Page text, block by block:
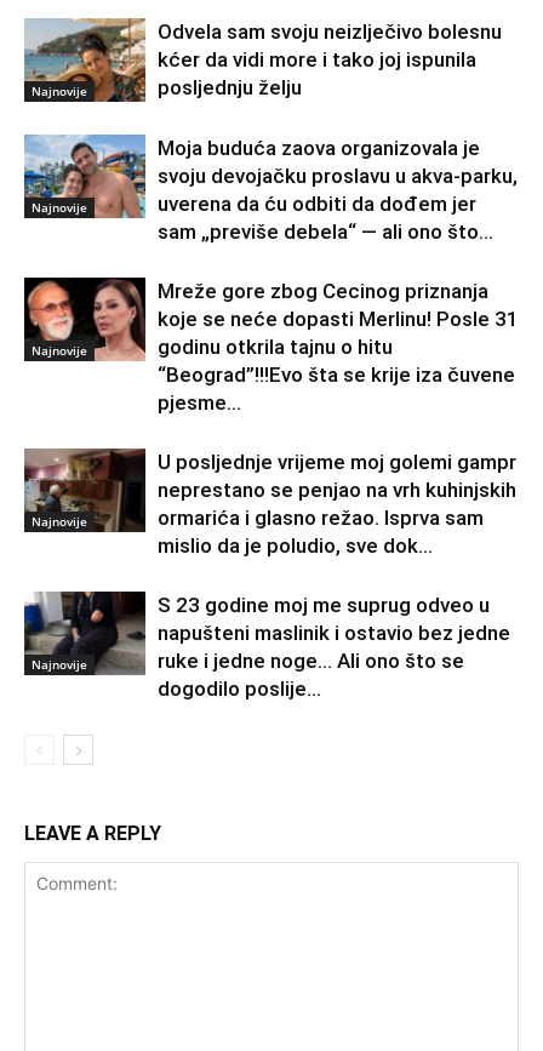
Najnovije
Odvela sam svoju neizlječivo bolesnu
kćer da vidi more i tako joj ispunila
posljednju želju
Najnovije
Moja buduća zaova organizovala je
svoju devojačku proslavu u akva-parku,
uverena da ću odbiti da dođem jer
sam „previše debela“ — ali ono što...
Najnovije
Mreže gore zbog Cecinog priznanja
koje se neće dopasti Merlinu! Posle 31
godinu otkrila tajnu o hitu
“Beograd”!!!Evo šta se krije iza čuvene
pjesme...
Najnovije
U posljednje vrijeme moj golemi gampr
neprestano se penjao na vrh kuhinjskih
ormarića i glasno režao. Isprva sam
mislio da je poludio, sve dok...
Najnovije
S 23 godine moj me suprug odveo u
napušteni maslinik i ostavio bez jedne
ruke i jedne noge… Ali ono što se
dogodilo poslije...
LEAVE A REPLY